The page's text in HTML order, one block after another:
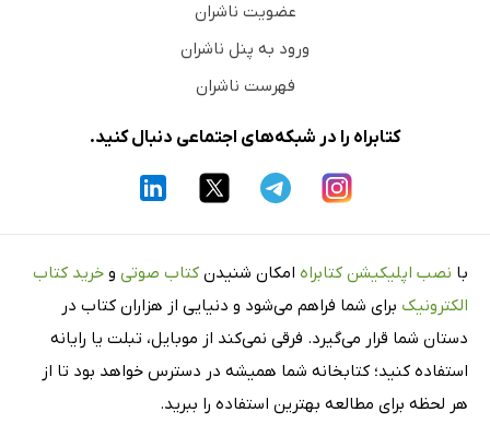
عضویت ناشران
ورود به پنل ناشران
فهرست ناشران
کتابراه را در شبکه‌های اجتماعی دنبال کنید.
با نصب اپلیکیشن کتابراه امکان شنیدن کتاب صوتی و خرید کتاب
الکترونیک برای شما فراهم می‌شود و دنیایی از هزاران کتاب در
دستان شما قرار می‌گیرد. فرقی نمی‌کند از موبایل، تبلت یا رایانه
استفاده کنید؛ کتابخانه شما همیشه در دسترس خواهد بود تا از
هر لحظه برای مطالعه بهترین استفاده را ببرید.